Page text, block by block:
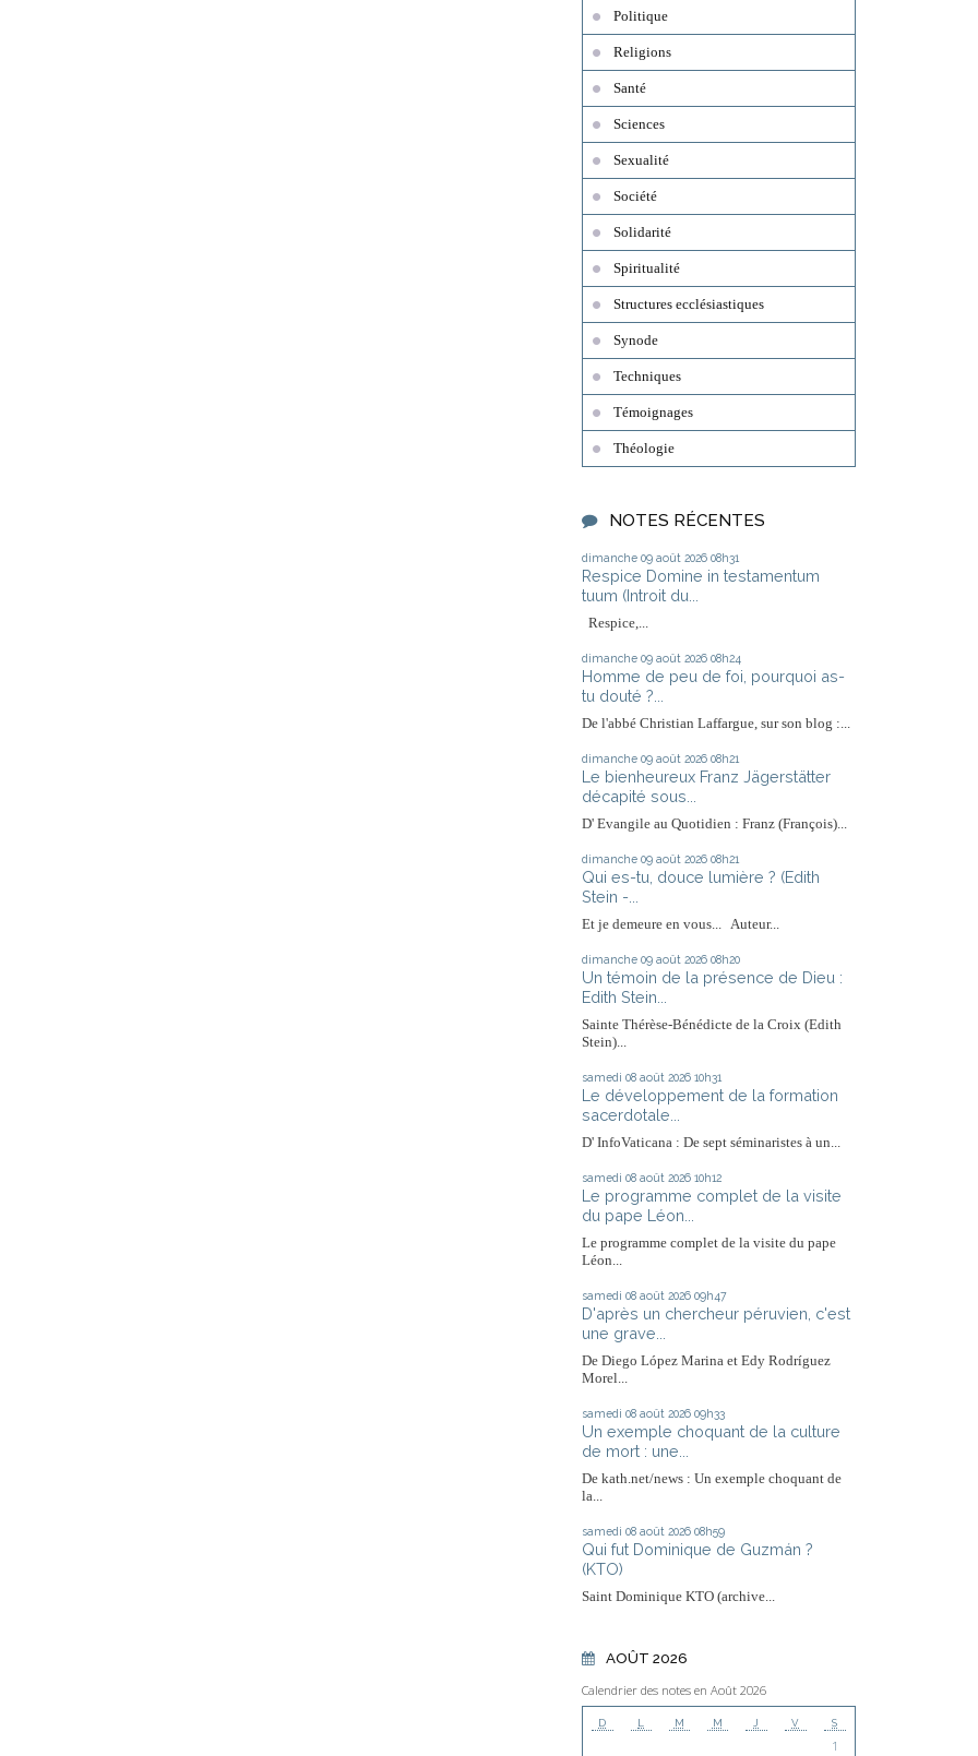
Politique
Religions
Santé
Sciences
Sexualité
Société
Solidarité
Spiritualité
Structures ecclésiastiques
Synode
Techniques
Témoignages
Théologie
NOTES RÉCENTES
dimanche 09 août 2026 08h31
Respice Domine in testamentum
tuum (Introit du...
Respice,...
dimanche 09 août 2026 08h24
Homme de peu de foi, pourquoi as-
tu douté ?...
De l'abbé Christian Laffargue, sur son blog :...
dimanche 09 août 2026 08h21
Le bienheureux Franz Jägerstätter
décapité sous...
D' Evangile au Quotidien : Franz (François)...
dimanche 09 août 2026 08h21
Qui es-tu, douce lumière ? (Edith
Stein -...
Et je demeure en vous... Auteur...
dimanche 09 août 2026 08h20
Un témoin de la présence de Dieu :
Edith Stein...
Sainte Thérèse-Bénédicte de la Croix (Edith
Stein)...
samedi 08 août 2026 10h31
Le développement de la formation
sacerdotale...
D' InfoVaticana : De sept séminaristes à un...
samedi 08 août 2026 10h12
Le programme complet de la visite
du pape Léon...
Le programme complet de la visite du pape
Léon...
samedi 08 août 2026 09h47
D'après un chercheur péruvien, c'est
une grave...
De Diego López Marina et Edy Rodríguez
Morel...
samedi 08 août 2026 09h33
Un exemple choquant de la culture
de mort : une...
De kath.net/news : Un exemple choquant de
la...
samedi 08 août 2026 08h59
Qui fut Dominique de Guzmán ?
(KTO)
Saint Dominique KTO (archive...
AOÛT 2026
Calendrier des notes en Août 2026
D L M M J V S
1